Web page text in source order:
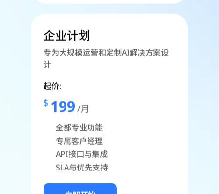
企业计划
专为大规模运营和定制AI解决方案设
计
起价:
$ 199 /月
全部专业功能
专属客户经理
API接口与集成
SLA与优先支持